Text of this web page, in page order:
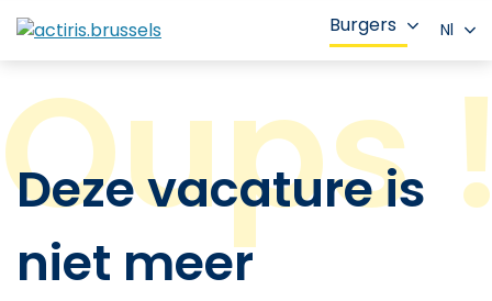
Burgers Nl
Deze vacature is
niet meer